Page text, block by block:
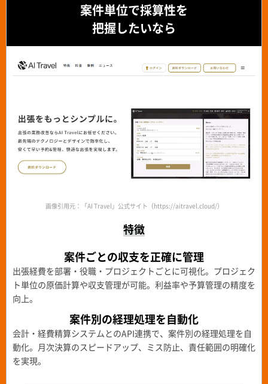
案件単位で採算性を
把握したいなら
画像引用元：「AI Travel」公式サイト（https://aitravel.cloud/）
特徴
案件ごとの収支を正確に管理
出張経費を部署・役職・プロジェクトごとに可視化。プロジェク
ト単位の原価計算や収支管理が可能。利益率や予算管理の精度を
向上。
案件別の経理処理を自動化
会計・経費精算システムとのAPI連携で、案件別の経理処理を自
動化。月次決算のスピードアップ、ミス防止、責任範囲の明確化
を実現。